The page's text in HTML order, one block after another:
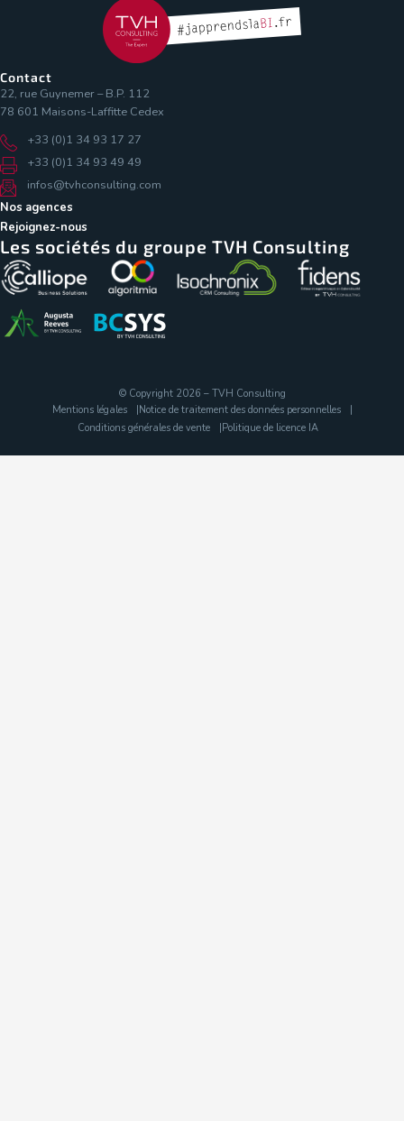
Contact
22, rue Guynemer – B.P. 112
78 601 Maisons-Laffitte Cedex
+33 (0)1 34 93 17 27
+33 (0)1 34 93 49 49
infos@tvhconsulting.com
Nos agences
Rejoignez-nous
Les sociétés du groupe TVH Consulting
© Copyright 2026 – TVH Consulting
Mentions légales
Notice de traitement des données personnelles
Conditions générales de vente
Politique de licence IA